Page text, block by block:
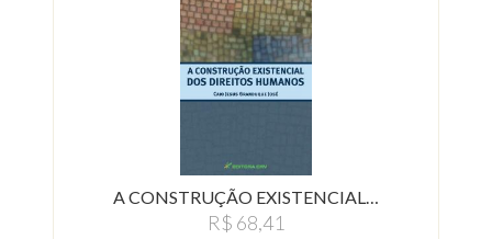
A CONSTRUÇÃO EXISTENCIAL…
R$ 68,41